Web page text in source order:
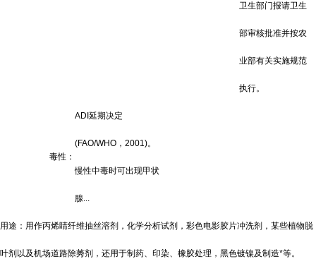
卫生部门报请卫生
部审核批准并按农
业部有关实施规范
执行。
毒性：
ADI延期决定
(FAO/WHO，2001)。
慢性中毒时可出现甲状
腺...
用途：用作丙烯睛纤维抽丝溶剂，化学分析试剂，彩色电影胶片冲洗剂，某些植物脱
叶剂以及机场道路除莠剂，还用于制药、印染、橡胶处理，黑色镀镍及制造*等。